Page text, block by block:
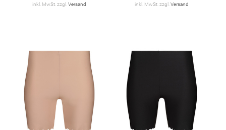
inkl. MwSt. zzgl. Versand inkl. MwSt. zzgl. Versand